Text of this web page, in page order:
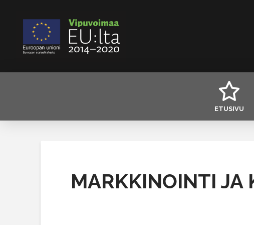
ETUSIVU
MARKKINOINTI JA